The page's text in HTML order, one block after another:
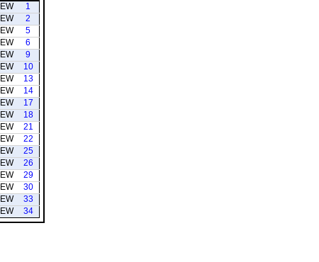
1
EW
2
EW
5
EW
6
EW
9
EW
10
EW
13
EW
14
EW
17
EW
18
EW
21
EW
22
EW
25
EW
26
EW
29
EW
30
EW
33
EW
34
EW